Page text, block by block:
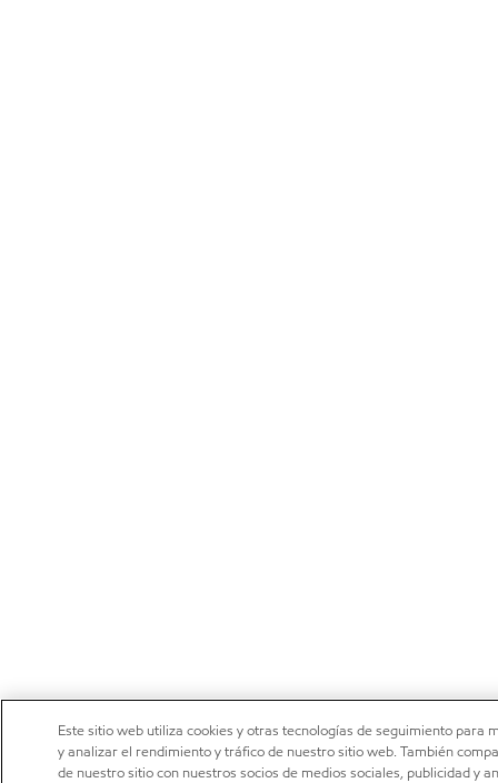
Este sitio web utiliza cookies y otras tecnologías de seguimiento para
y analizar el rendimiento y tráfico de nuestro sitio web. También
de nuestro sitio con nuestros socios de medios sociales, publicidad y